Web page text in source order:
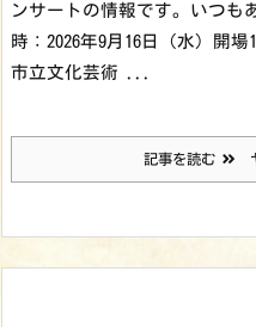
ンサートの情報です。いつも
時：2026年9月16日（水）
開場
市立文化芸術 ...
記事を読む